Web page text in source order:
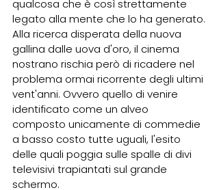
qualcosa che è così strettamente
legato alla mente che lo ha generato.
Alla ricerca disperata della nuova
gallina dalle uova d'oro, il cinema
nostrano rischia però di ricadere nel
problema ormai ricorrente degli ultimi
vent'anni. Ovvero quello di venire
identificato come un alveo
composto unicamente di commedie
a basso costo tutte uguali, l'esito
delle quali poggia sulle spalle di divi
televisivi trapiantati sul grande
schermo.